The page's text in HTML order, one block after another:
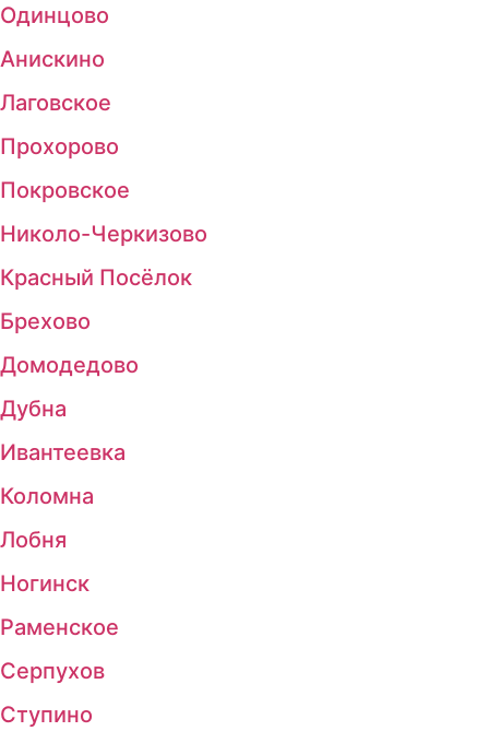
Одинцово
Анискино
Лаговское
Прохорово
Покровское
Николо-Черкизово
Красный Посёлок
Брехово
Домодедово
Дубна
Ивантеевка
Коломна
Лобня
Ногинск
Раменское
Серпухов
Ступино